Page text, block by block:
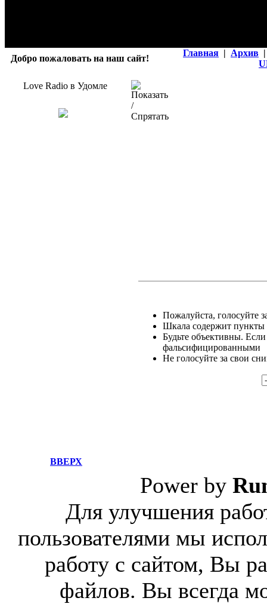
Добро пожаловать на наш сайт!
Главная | Архив |
Love Radio в Удомле
Пожалуйста, голосуйте
Шкала содержит пункты
Будьте объективны.
фальсифицированными
Не голосуйте за свои
ВВЕРХ
Power by
Для улучшения
пользователями мы
работу с сайтом, Вы
файлов. Вы всегда